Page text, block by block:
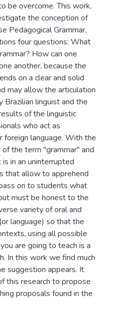
be overcome. This work,
the conception of
Pedagogical Grammar,
four questions: What
How can one
another, because the
on a clear and solid
may allow the articulation
linguist and the
of the linguistic
who act as
foreign language. With the
the term "grammar" and
in an uninterrupted
that allow to apprehend
on to students what
must be honest to the
variety of oral and
language) so that the
using all possible
are going to teach is a
In this work we find much
suggestion appears. It
this research to propose
proposals found in the